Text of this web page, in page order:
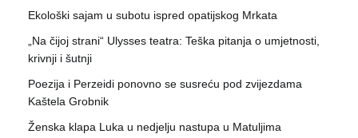
Ekološki sajam u subotu ispred opatijskog Mrkata
„Na čijoj strani“ Ulysses teatra: Teška pitanja o umjetnosti,
krivnji i šutnji
Poezija i Perzeidi ponovno se susreću pod zvijezdama
Kaštela Grobnik
Ženska klapa Luka u nedjelju nastupa u Matuljima